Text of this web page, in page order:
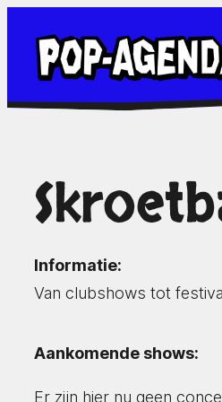
naar
inhoud
Informatie:
Van clubshows tot
Aankomende shows:
Er zijn hier nu geen